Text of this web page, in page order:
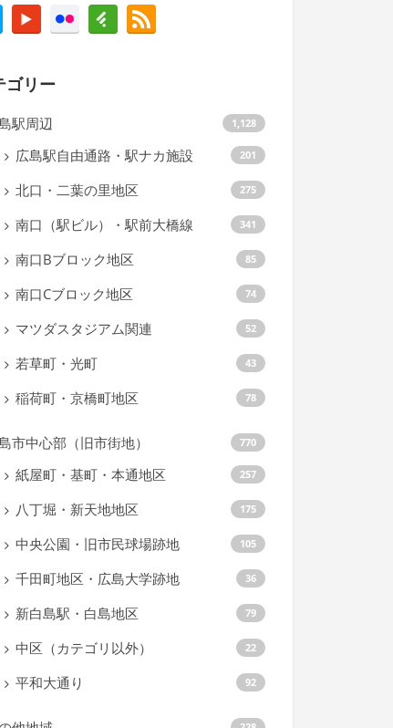
ゴリー
駅周辺 1,128
広島駅自由通路・駅ナカ施設 201
北口・二葉の里地区 275
南口（駅ビル）・駅前大橋線 341
南口Bブロック地区 85
南口Cブロック地区 74
マツダスタジアム関連 52
若草町・光町 43
稲荷町・京橋町地区 78
市中心部（旧市街地） 770
紙屋町・基町・本通地区 257
八丁堀・新天地地区 175
中央公園・旧市民球場跡地 105
千田町地区・広島大学跡地 36
新白島駅・白島地区 79
中区（カテゴリ以外） 22
平和大通り 92